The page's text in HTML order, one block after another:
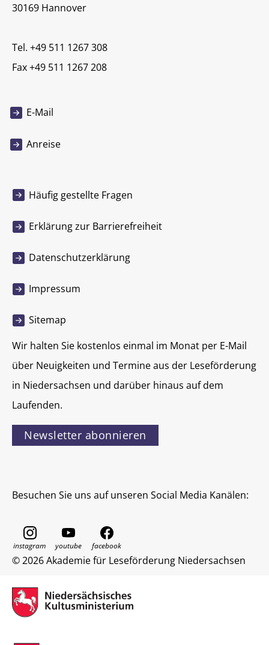
30169 Hannover
Tel. +49 511 1267 308
Fax +49 511 1267 208
E-Mail
Anreise
Häufig gestellte Fragen
Erklärung zur Barrierefreiheit
Datenschutzerklärung
Impressum
Sitemap
Wir halten Sie kostenlos einmal im Monat per E-Mail
über Neuigkeiten und Termine aus der Leseförderung
in Niedersachsen und darüber hinaus auf dem
Laufenden.
Newsletter abonnieren
Besuchen Sie uns auf unseren Social Media Kanälen:
© 2026 Akademie für Leseförderung Niedersachsen